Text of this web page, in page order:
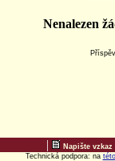
Nenalezen
| Napište
Technická podpora: na